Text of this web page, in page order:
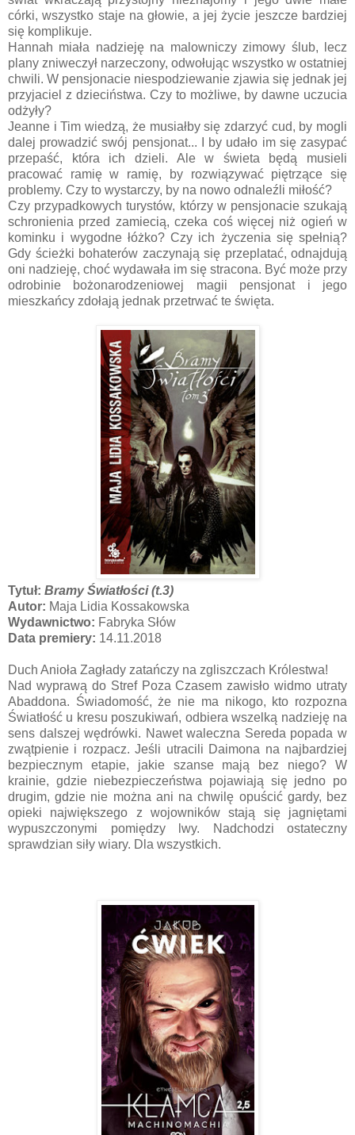
córki, wszystko staje na głowie, a jej życie jeszcze bardziej
się komplikuje.
Hannah miała nadzieję na malowniczy zimowy ślub, lecz
plany zniweczył narzeczony, odwołując wszystko w ostatniej
chwili. W pensjonacie niespodziewanie zjawia się jednak jej
przyjaciel z dzieciństwa. Czy to możliwe, by dawne uczucia
odżyły?
Jeanne i Tim wiedzą, że musiałby się zdarzyć cud, by mogli
dalej prowadzić swój pensjonat... I by udało im się zasypać
przepaść, która ich dzieli. Ale w świeta będą musieli
pracować ramię w ramię, by rozwiązywać piętrzące się
problemy. Czy to wystarczy, by na nowo odnaleźli miłość?
Czy przypadkowych turystów, którzy w pensjonacie szukają
schronienia przed zamiecią, czeka coś więcej niż ogień w
kominku i wygodne łóżko? Czy ich życzenia się spełnią?
Gdy ścieżki bohaterów zaczynają się przeplatać, odnajdują
oni nadzieję, choć wydawała im się stracona. Być może przy
odrobinie bożonarodzeniowej magii pensjonat i jego
mieszkańcy zdołają jednak przetrwać te święta.
Tytuł: Bramy Światłości (t.3)
Autor: Maja Lidia Kossakowska
Wydawnictwo: Fabryka Słów
Data premiery: 14.11.2018
Duch Anioła Zagłady zatańczy na zgliszczach Królestwa!
Nad wyprawą do Stref Poza Czasem zawisło widmo utraty
Abaddona. Świadomość, że nie ma nikogo, kto rozpozna
Światłość u kresu poszukiwań, odbiera wszelką nadzieję na
sens dalszej wędrówki. Nawet waleczna Sereda popada w
zwątpienie i rozpacz. Jeśli utracili Daimona na najbardziej
bezpiecznym etapie, jakie szanse mają bez niego? W
krainie, gdzie niebezpieczeństwa pojawiają się jedno po
drugim, gdzie nie można ani na chwilę opuścić gardy, bez
opieki największego z wojowników stają się jagniętami
wypuszczonymi pomiędzy lwy. Nadchodzi ostateczny
sprawdzian siły wiary. Dla wszystkich.